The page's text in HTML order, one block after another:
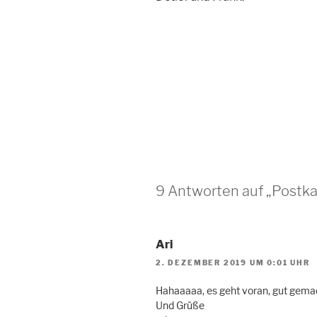
9 Antworten auf
Ari
2. DEZEMBER 2019 UM 0:01 UHR
Hahaaaaa, es geht voran, gut
Und Grüße